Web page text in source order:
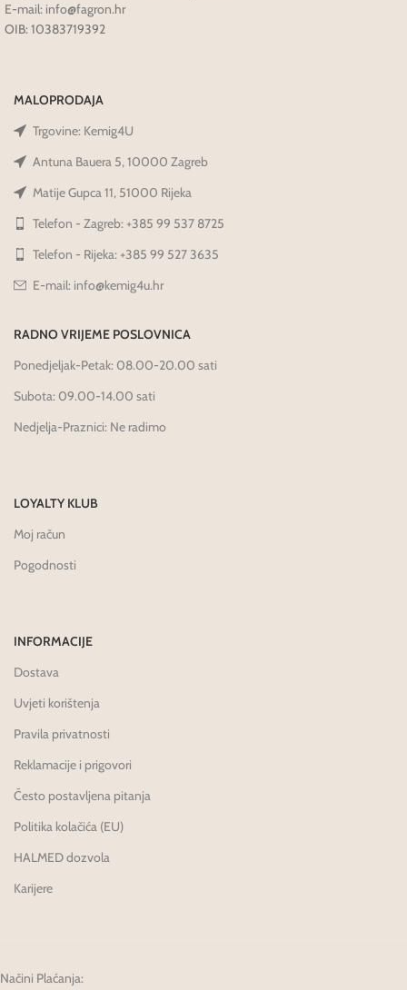
E-mail: info@fagron.hr
OIB: 10383719392
MALOPRODAJA
Trgovine: Kemig4U
Antuna Bauera 5, 10000 Zagreb
Matije Gupca 11, 51000 Rijeka
Telefon - Zagreb: +385 99 537 8725
Telefon - Rijeka: +385 99 527 3635
E-mail: info@kemig4u.hr
RADNO VRIJEME POSLOVNICA
Ponedjeljak-Petak: 08.00-20.00 sati
Subota: 09.00-14.00 sati
Nedjelja-Praznici: Ne radimo
LOYALTY KLUB
Moj račun
Pogodnosti
INFORMACIJE
Dostava
Uvjeti korištenja
Pravila privatnosti
Reklamacije i prigovori
Često postavljena pitanja
Politika kolačića (EU)
HALMED dozvola
Karijere
Načini Plaćanja: